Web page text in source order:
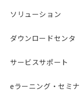
ソリューション
ダウンロードセンタ
サービスサポート
eラーニング・セミナ